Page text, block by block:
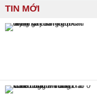
TIN MỚI